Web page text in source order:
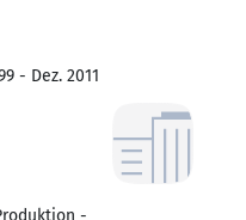
- Dez. 2011
-